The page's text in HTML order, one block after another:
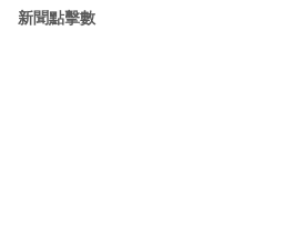
新聞點擊數